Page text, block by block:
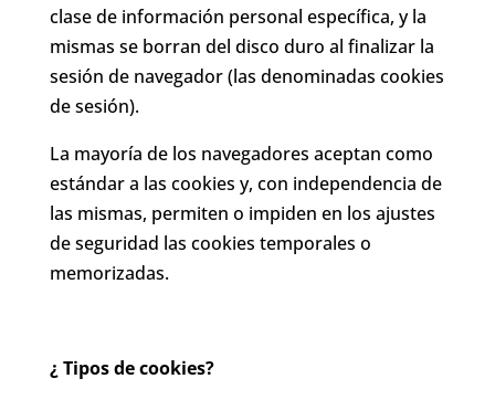
clase de información personal específica, y la
mismas se borran del disco duro al finalizar la
sesión de navegador (las denominadas cookies
de sesión).
La mayoría de los navegadores aceptan como
estándar a las cookies y, con independencia de
las mismas, permiten o impiden en los ajustes
de seguridad las cookies temporales o
memorizadas.
¿ Tipos de cookies?